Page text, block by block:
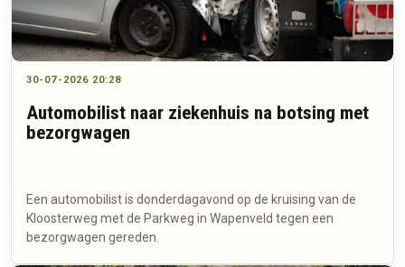
30-07-2026 20:28
Automobilist naar ziekenhuis na botsing met
bezorgwagen
Een automobilist is donderdagavond op de kruising van de
Kloosterweg met de Parkweg in Wapenveld tegen een
bezorgwagen gereden.